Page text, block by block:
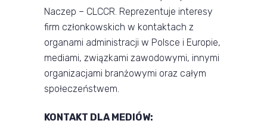
Naczep – CLCCR. Reprezentuje interesy
firm członkowskich w kontaktach z
organami administracji w Polsce i Europie,
mediami, związkami zawodowymi, innymi
organizacjami branżowymi oraz całym
społeczeństwem.
KONTAKT DLA MEDIÓW: